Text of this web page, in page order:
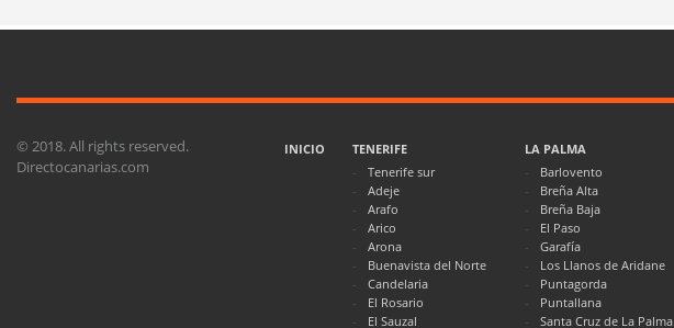
INICIO
TENERIFE
Tenerife sur
Adeje
Arafo
Arico
Arona
Buenavista del Norte
Candelaria
El Rosario
El Sauzal
LA PALMA
Barlovento
Breña Alta
Breña Baja
El Paso
Garafía
Los Llanos de Aridane
Puntagorda
Puntallana
Santa Cruz de La Palma
© 2018. All rights reserved.
Directocanarias.com